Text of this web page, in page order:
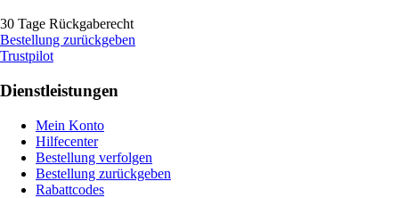
30 Tage Rückgaberecht
Bestellung zurückgeben
Trustpilot
Dienstleistungen
Mein Konto
Hilfecenter
Bestellung verfolgen
Bestellung zurückgeben
Rabattcodes